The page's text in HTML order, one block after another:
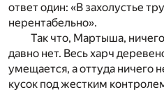
ответ один: «В захолустье
нерентабельно».
Так что, Мартыша,
давно нет. Весь харч
умещается, а оттуда ничего
кусок под жестким